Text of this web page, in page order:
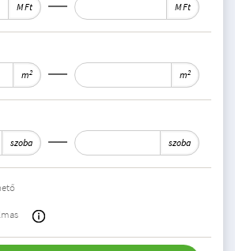
M Ft M Ft
m2 m2
szoba szoba